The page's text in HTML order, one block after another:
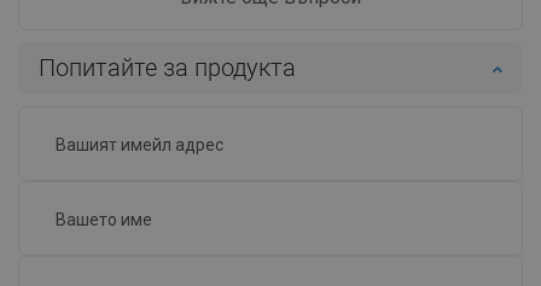
Попитайте за продукта